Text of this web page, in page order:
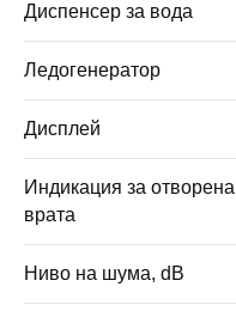
Диспенсер за вода
Ледогенератор
Дисплей
Индикация за отворена
врата
Ниво на шума, dB